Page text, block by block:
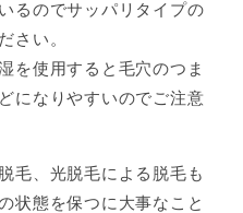
るのでサッパリタイプの
さい。
を使用すると毛穴のつま
になりやすいのでご注意
毛、光脱毛による脱毛も
状態を保つに大事なこと